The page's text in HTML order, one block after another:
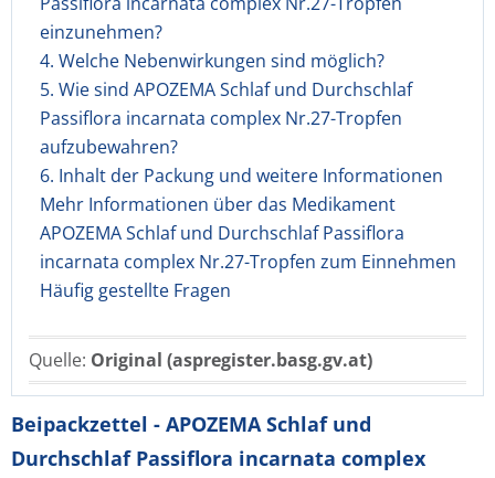
einzunehmen?
4. Welche Nebenwirkungen sind möglich?
5. Wie sind APOZEMA Schlaf und Durchschlaf
Passiflora incarnata complex Nr.27-Tropfen
aufzubewahren?
6. Inhalt der Packung und weitere Informationen
Mehr Informationen über das Medikament
APOZEMA Schlaf und Durchschlaf Passiflora
incarnata complex Nr.27-Tropfen zum Einnehmen
Häufig gestellte Fragen
Quelle: Original (aspregister.basg.gv.at)
Beipackzettel - APOZEMA Schlaf und
Durchschlaf Passiflora incarnata complex